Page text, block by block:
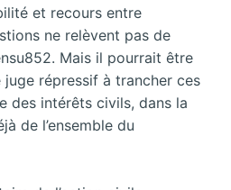
et recours entre
ne relèvent pas de
Mais il pourrait être
juge répressif à trancher ces
des intérêts civils, dans la
de l’ensemble du